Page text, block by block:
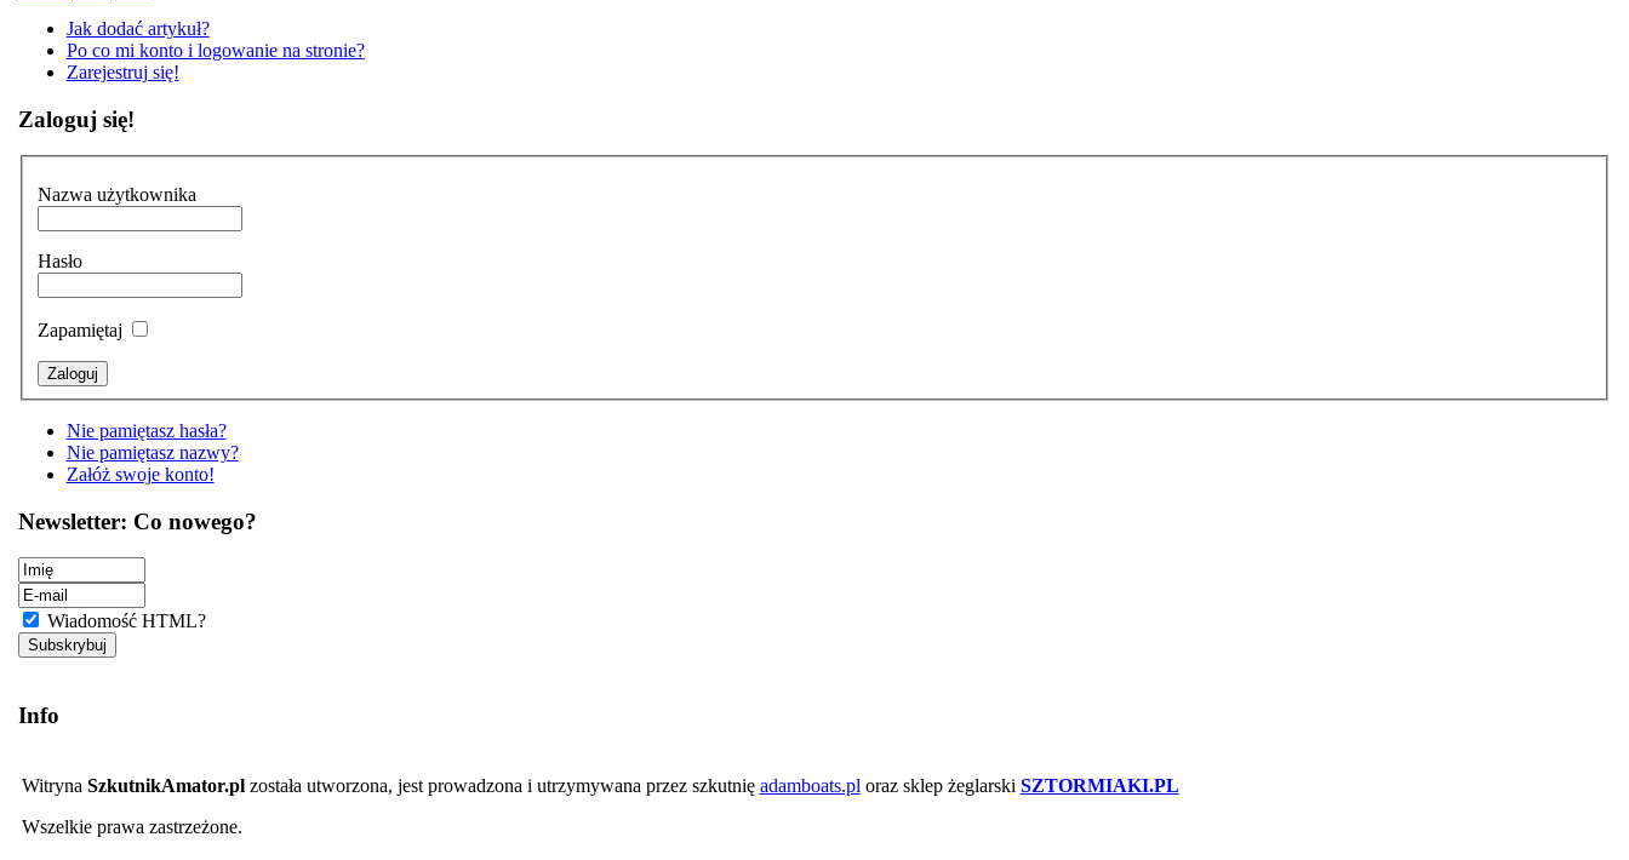
Jak dodać artykuł?
Po co mi konto i logowanie na stronie?
Zarejestruj się!
Zaloguj się!
Nazwa użytkownika
Hasło
Zapamiętaj
Nie pamiętasz hasła?
Nie pamiętasz nazwy?
Załóż swoje konto!
Newsletter: Co nowego?
Wiadomość HTML?
Info
Witryna SzkutnikAmator.plzostała utworzona, jest prowadzona i utrzymywana przez szkutnię adamboats.pl oraz sklep żeglarski SZTORMIAKI.PL
Wszelkie prawa zastrzeżone.